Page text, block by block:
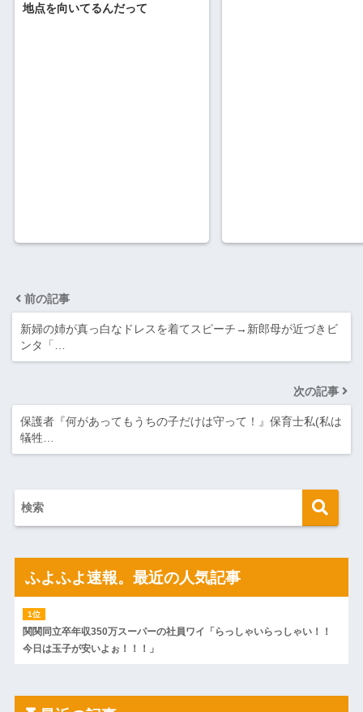
地点を向いてるんだって
前の記事
新婦の姉が真っ白なドレスを着てスピーチ→新郎母が近づきビ
ンタ「…
次の記事
保護者『何があってもうちの子だけは守って！』保育士私(私は
犠牲…
ふよふよ速報。最近の人気記事
関関同立卒年収350万スーパーの社員ワイ「らっしゃいらっしゃい！！
今日は玉子が安いよぉ！！！」